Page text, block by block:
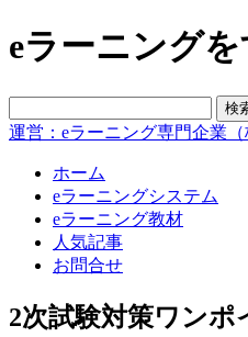
eラーニング
運営：eラーニング専門企業
ホーム
eラーニングシステム
eラーニング教材
人気記事
お問合せ
2次試験対策ワン